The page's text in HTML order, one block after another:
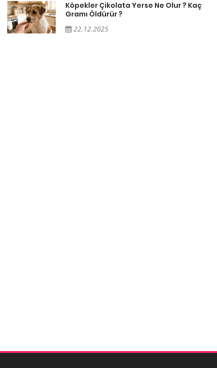
Köpekler Çikolata Yerse Ne Olur ? Kaç
Gramı Öldürür ?
22.12.2025